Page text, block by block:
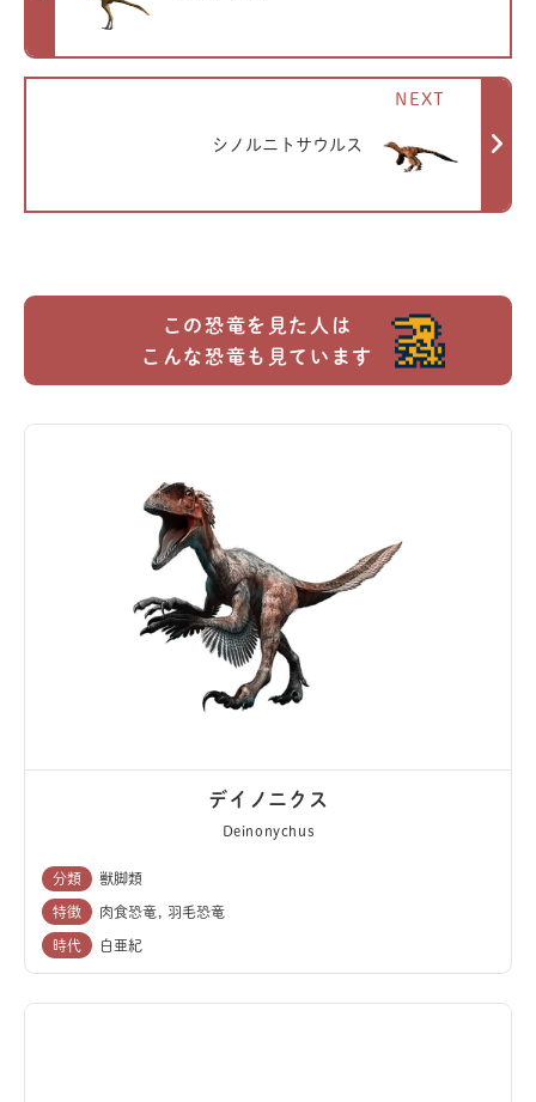
シノルニトサウルス
NEXT
この恐竜を見た人は
こんな恐竜も見ています
デイノニクス
Deinonychus
分類 獣脚類
特徴 肉食恐竜 羽毛恐竜
時代 白亜紀